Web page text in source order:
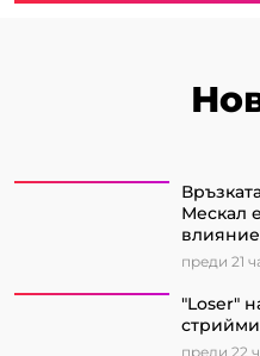
Мескал
преди 21
"Loser"
преди 22